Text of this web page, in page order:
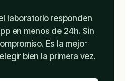
laboratorio responden
en menos de 24h. Sin
Es la mejor
bien la primera vez.